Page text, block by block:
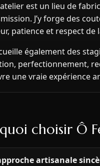
est un lieu de
J’y forge des
patience et respect de
également des
perfectionnement,
une vraie expérience
choisir Ô
artisanale